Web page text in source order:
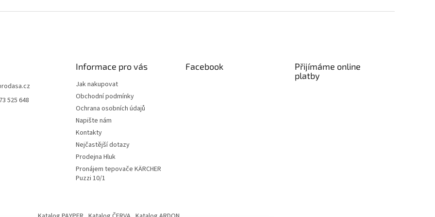
d
525 648
Informace pro vás
Jak nakupovat
Obchodní podmínky
Ochrana osobních údajů
Napište nám
Kontakty
Nejčastější dotazy
Prodejna Hluk
Pronájem tepovače KÄRCHER
Puzzi 10/1
Facebook
Přijímáme online
platby